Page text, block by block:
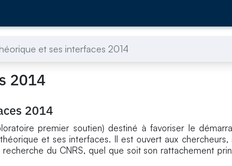
et ses interfaces 2014
2014
2014
premier soutien) destiné à favoriser le
et ses interfaces. Il est ouvert aux chercheurs,
du CNRS, quel que soit son rattachement